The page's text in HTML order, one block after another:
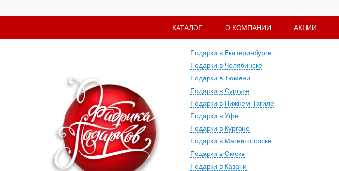
КАТАЛОГ О КОМПАНИИ АКЦИИ
Подарки в Екатеринбурге
Подарки в Челябинске
Подарки в Тюмени
Подарки в Сургуте
Подарки в Нижнем Тагиле
Подарки в Уфе
Подарки в Кургане
Подарки в Магнитогорске
Подарки в Омске
Подарки в Казани